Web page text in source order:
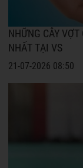
NHỮNG CÂY
NHẤT TẠI VS
21-07-2026 08:50